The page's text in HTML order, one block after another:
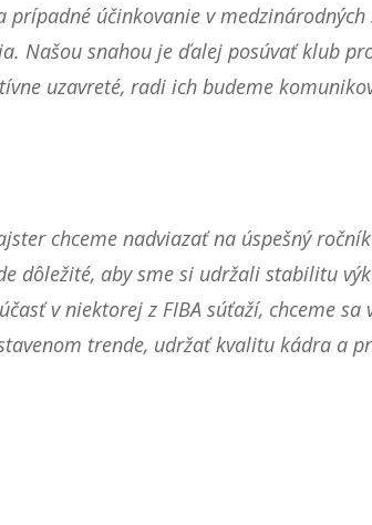
účinkovanie v
Našou snahou je ďalej posúvať klub
uzavreté, radi ich budeme
chceme nadviazať na úspešný
dôležité, aby sme si udržali stabilitu
v niektorej z FIBA súťaží, chceme sa
trende, udržať kvalitu kádra a